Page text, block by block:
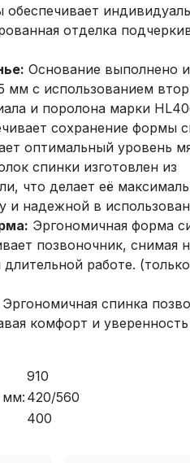
обеспечивает
отделка
Основание выполнено
мм с использованием
и поролона марки
сохранение формы
оптимальный уровень
спинки изготовлен из
что делает её
и надежной в
Эргономичная форма
позвоночник, снимая
работе.
Эргономичная спинка
комфорт и
910
мм:420/560
400